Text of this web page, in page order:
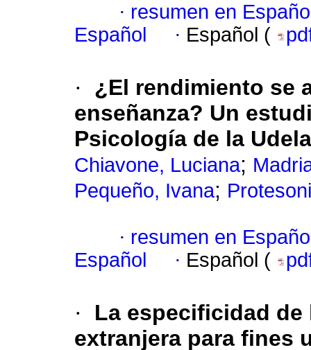
· resumen en
Español
· Español (
·
¿El rendimiento se
enseñanza? Un
Psicología de la
Chiavone, Luciana;
Pequeño, Ivana;
· resumen en
Español
· Español (
·
La especificidad
extranjera para fines